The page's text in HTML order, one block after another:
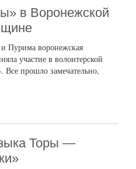
в Воронежской
Пурима воронежская
участие в волонтерской
Все прошло замечательно,
Торы —